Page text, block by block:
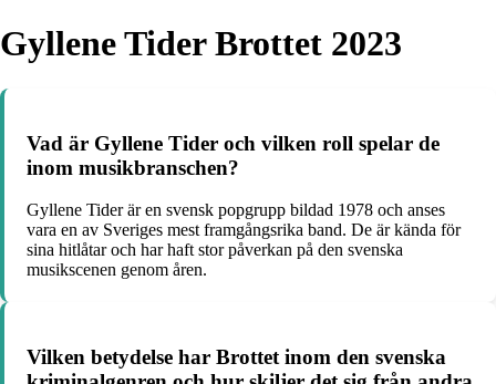
Gyllene Tider Brottet 2023
Vad är Gyllene Tider och vilken roll spelar de
inom musikbranschen?
Gyllene Tider är en svensk popgrupp bildad 1978 och anses
vara en av Sveriges mest framgångsrika band. De är kända för
sina hitlåtar och har haft stor påverkan på den svenska
musikscenen genom åren.
Vilken betydelse har Brottet inom den svenska